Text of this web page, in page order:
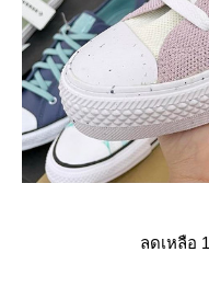
ลดเหลือ